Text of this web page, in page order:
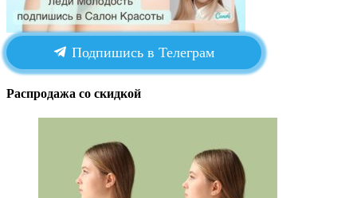
Подпишись в Телеграм
Распродажа со скидкой